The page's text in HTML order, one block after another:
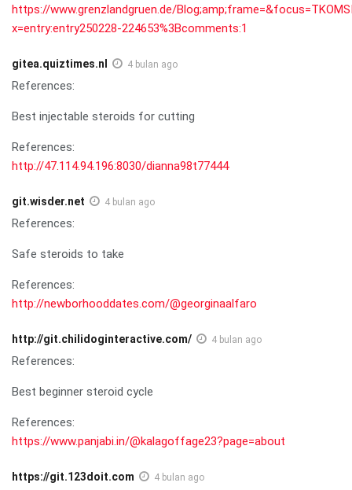
https://www.grenzlandgruen.de/
x=entry:entry250228-224653%3Bcomments:1
gitea.quiztimes.nl 4 bulan ago
References:
Best injectable steroids for cutting
References:
http://47.114.94.196:8030/dianna98t77444
git.wisder.net 4 bulan ago
References:
Safe steroids to take
References:
http://newborhooddates.com/@georginaalfaro
http://git.chilidoginteractive.com/ 4 bulan ago
References:
Best beginner steroid cycle
References:
https://www.panjabi.in/@kalagoffage23?page=about
https://git.123doit.com 4 bulan ago